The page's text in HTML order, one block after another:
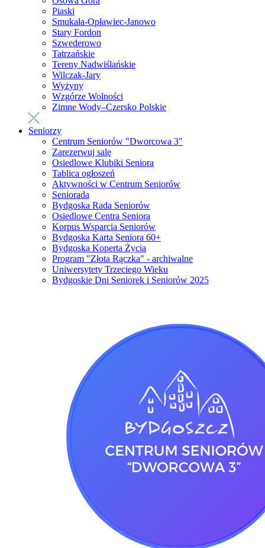
Piaski
Smukała-Opławiec-Janowo
Stary Fordon
Szwederowo
Tatrzańskie
Tereny Nadwiślańskie
Wilczak-Jary
Wyżyny
Wzgórze Wolności
Zimne Wody–Czersko Polskie
Seniorzy
Centrum Seniorów "Dworcowa 3"
Zarezerwuj salę
Osiedlowe Klubiki Seniora
Tablica ogłoszeń
Aktywności w Centrum Seniorów
Seniorada
Bydgoska Rada Seniorów
Osiedlowe Centra Seniora
Korpus Wsparcia Seniorów
Bydgoska Karta Seniora 60+
Bydgoska Koperta Życia
Program "Złota Rączka" - archiwalne
Uniwersytety Trzeciego Wieku
Bydgoskie Dni Seniorek i Seniorów 2025